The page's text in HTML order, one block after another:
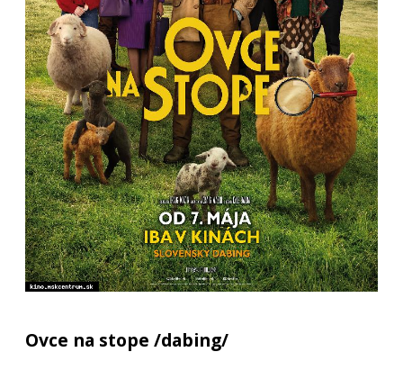
Ovce na stope /dabing/